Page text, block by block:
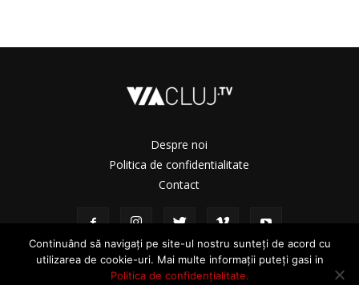
Despre noi
Politica de confidentialitate
Contact
Continuând să navigați pe site-ul nostru sunteți de acord cu
utilizarea de cookie-uri. Mai multe informații puteți gasi in
Politica de confidențialitate.